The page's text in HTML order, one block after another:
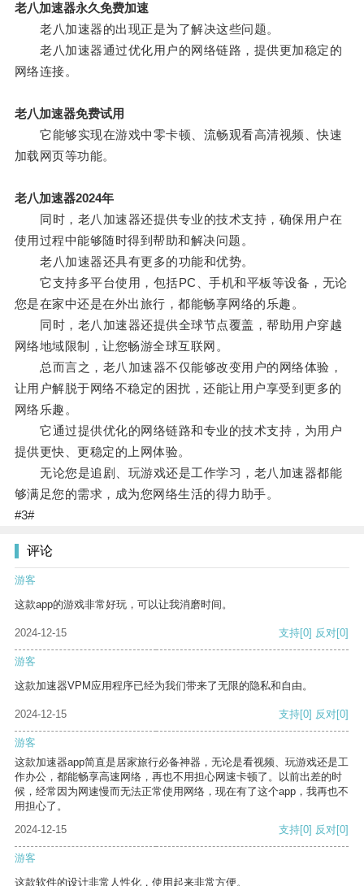
老八加速器永久免费加速
老八加速器的出现正是为了解决这些问题。
老八加速器通过优化用户的网络链路，提供更加稳定的
网络连接。
老八加速器免费试用
它能够实现在游戏中零卡顿、流畅观看高清视频、快速
加载网页等功能。
老八加速器2024年
同时，老八加速器还提供专业的技术支持，确保用户在
使用过程中能够随时得到帮助和解决问题。
老八加速器还具有更多的功能和优势。
它支持多平台使用，包括PC、手机和平板等设备，无论
您是在家中还是在外出旅行，都能畅享网络的乐趣。
同时，老八加速器还提供全球节点覆盖，帮助用户穿越
网络地域限制，让您畅游全球互联网。
总而言之，老八加速器不仅能够改变用户的网络体验，
让用户解脱于网络不稳定的困扰，还能让用户享受到更多的
网络乐趣。
它通过提供优化的网络链路和专业的技术支持，为用户
提供更快、更稳定的上网体验。
无论您是追剧、玩游戏还是工作学习，老八加速器都能
够满足您的需求，成为您网络生活的得力助手。
#3#
评论
游客
这款app的游戏非常好玩，可以让我消磨时间。
2024-12-15 支持[0] 反对[0]
游客
这款加速器VPM应用程序已经为我们带来了无限的隐私和自由。
2024-12-15 支持[0] 反对[0]
游客
这款加速器app简直是居家旅行必备神器，无论是看视频、玩游戏还是工
作办公，都能畅享高速网络，再也不用担心网速卡顿了。以前出差的时
候，经常因为网速慢而无法正常使用网络，现在有了这个app，我再也不
用担心了。
2024-12-15
支持[0] 反对[0]
游客
这款软件的设计非常人性化，使用起来非常方便。